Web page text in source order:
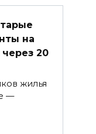
на
20
жилья
—